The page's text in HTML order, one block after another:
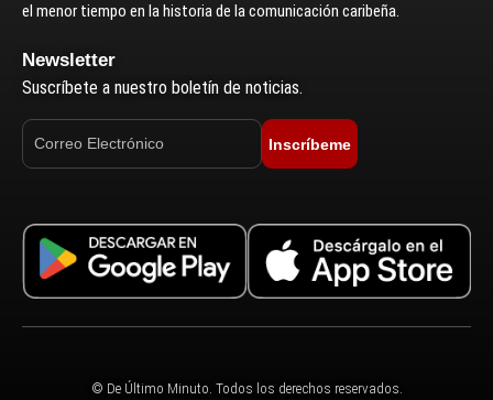
el menor tiempo en la historia de la comunicación caribeña.
Newsletter
Suscríbete a nuestro boletín de noticias.
Inscríbeme
© De Último Minuto. Todos los derechos reservados.